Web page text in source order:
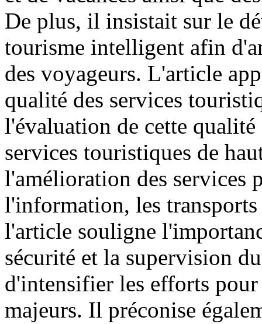
De plus, il insistait sur le
tourisme intelligent afin
des voyageurs. L'article
qualité des services
l'évaluation de cette qualité
services touristiques de
l'amélioration des services
l'information, les
l'article souligne
sécurité et la supervision
d'intensifier les efforts
majeurs. Il préconise